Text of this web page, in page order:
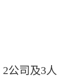
公司及3人